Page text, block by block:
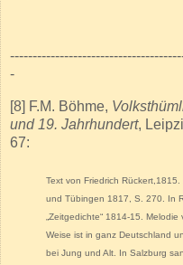
-
[8] F.M. Böhme,
und 19. Jahrhundert,
67:
Text von Friedrich Rückert,1815.
und Tübingen 1817, S. 270. In
„Zeitgedichte“ 1814-15.
Weise ist in ganz Deutschland
bei Jung und Alt. In Salzburg